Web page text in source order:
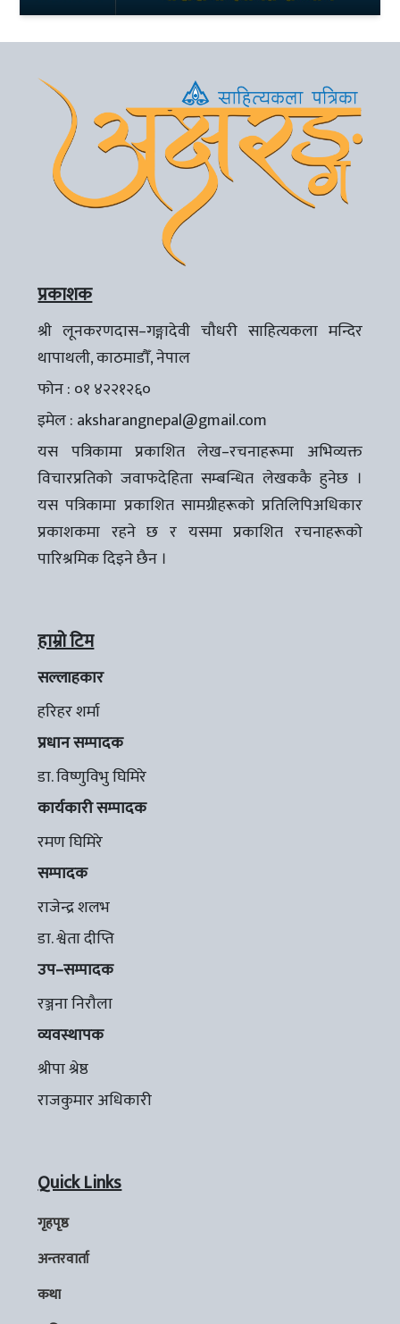
प्रकाशक
श्री लूनकरणदास–गङ्गादेवी चौधरी साहित्यकला मन्दिर
थापाथली, काठमाडौँ, नेपाल
फोन : ०१ ४२२१२६०
इमेल : aksharangnepal@gmail.com
यस पत्रिकामा प्रकाशित लेख–रचनाहरूमा अभिव्यक्त
विचारप्रतिको जवाफदेहिता सम्बन्धित लेखककै हुनेछ ।
यस पत्रिकामा प्रकाशित सामग्रीहरूको प्रतिलिपिअधिकार
प्रकाशकमा रहने छ र यसमा प्रकाशित रचनाहरूको
पारिश्रमिक दिइने छैन ।
हाम्रो टिम
सल्लाहकार
हरिहर शर्मा
प्रधान सम्पादक
डा. विष्णुविभु घिमिरे
कार्यकारी सम्पादक
रमण घिमिरे
सम्पादक
राजेन्द्र शलभ
डा. श्वेता दीप्ति
उप–सम्पादक
रञ्जना निरौला
व्यवस्थापक
श्रीपा श्रेष्ठ
राजकुमार अधिकारी
Quick Links
गृहपृष्ठ
अन्तरवार्ता
कथा